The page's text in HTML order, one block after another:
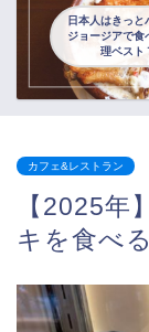
日本人はきっと
ジョージアで食
理ベスト
カフェ&レストラン
【2025年
キを食べ